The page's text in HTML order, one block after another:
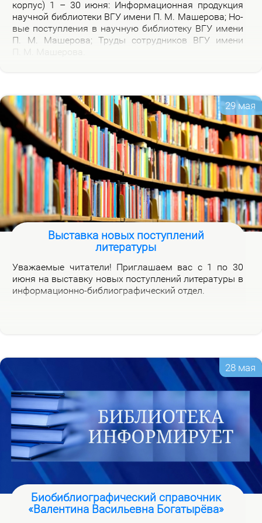
кор­пус) 1 – 30 июня: Ин­фор­ма­ци­он­ная про­дук­ция
на­уч­ной биб­лио­те­ки ВГУ име­ни П. М. Ма­ше­ро­ва; Но­
вые по­ступ­ле­ния в на­уч­ную биб­лио­те­ку ВГУ име­ни
П. М. Ма­ше­ро­ва; Тру­ды со­труд­ни­ков ВГУ име­ни
29 мая
Выставка новых поступлений
литературы
Ува­жа­е­мые чи­та­те­ли! При­гла­ша­ем вас с 1 по 30
июня на вы­став­ку но­вых по­ступ­ле­ний ли­те­ра­ту­ры в
ин­фор­ма­ци­он­но-биб­лио­гра­фи­че­ский от­дел.
28 мая
Биобиблиографический справочник
«Валентина Васильевна Богатырёва»